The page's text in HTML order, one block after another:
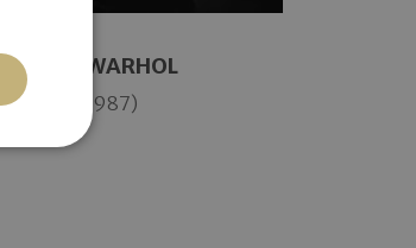
ANDY WARHOL
(1928-1987)